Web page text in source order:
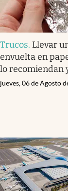
Trucos. Llevar
envuelta en
lo recomiendan
jueves, 06 de Agosto